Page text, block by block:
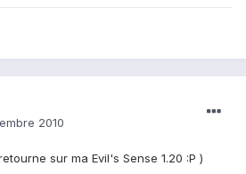
2010
sur ma Evil's Sense 1.20 :P )